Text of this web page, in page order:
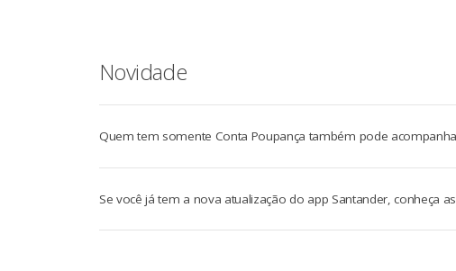
Novidade
Quem tem somente Conta Poupança também pode
Se você já tem a nova atualização do app Santander, conheça